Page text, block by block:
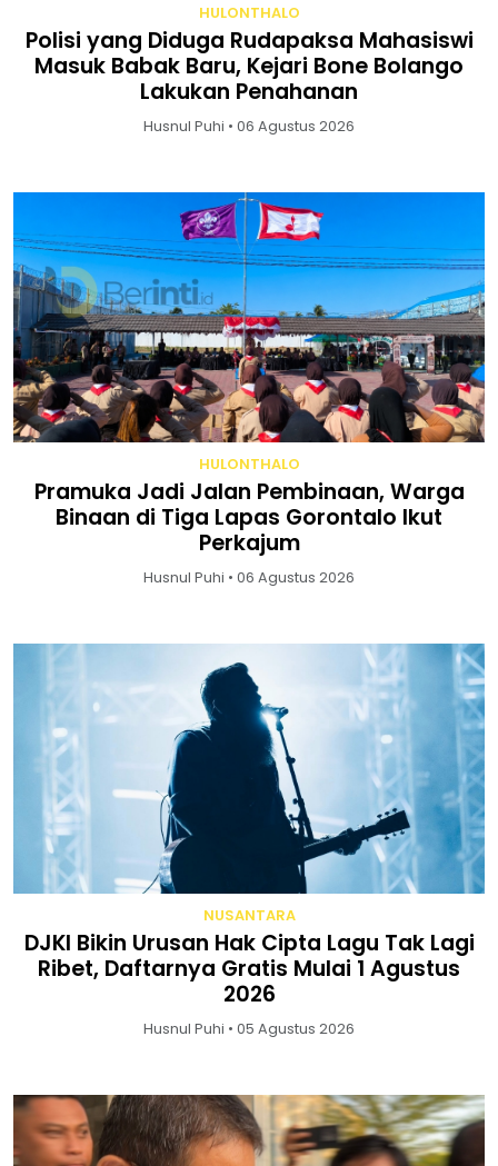
HULONTHALO
Polisi yang Diduga Rudapaksa Mahasiswi
Masuk Babak Baru, Kejari Bone Bolango
Lakukan Penahanan
Husnul Puhi • 06 Agustus 2026
HULONTHALO
Pramuka Jadi Jalan Pembinaan, Warga
Binaan di Tiga Lapas Gorontalo Ikut
Perkajum
Husnul Puhi • 06 Agustus 2026
NUSANTARA
DJKI Bikin Urusan Hak Cipta Lagu Tak Lagi
Ribet, Daftarnya Gratis Mulai 1 Agustus
2026
Husnul Puhi • 05 Agustus 2026